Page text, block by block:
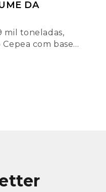
DA
mil toneladas,
com base